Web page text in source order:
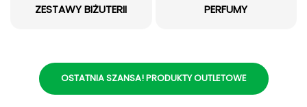
ZESTAWY BIŻUTERII PERFUMY
OSTATNIA SZANSA! PRODUKTY OUTLETOWE